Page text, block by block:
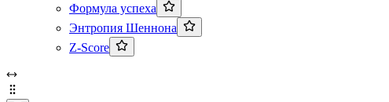
Формула успеха
Энтропия Шеннона
Z-Score